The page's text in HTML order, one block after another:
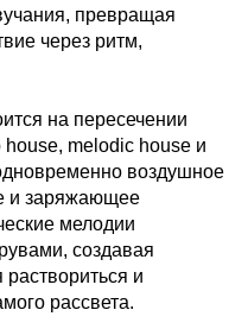
превращая
через ритм,
на пересечении
melodic house и
воздушное
и заряжающее
мелодии
создавая
раствориться и
рассвета.